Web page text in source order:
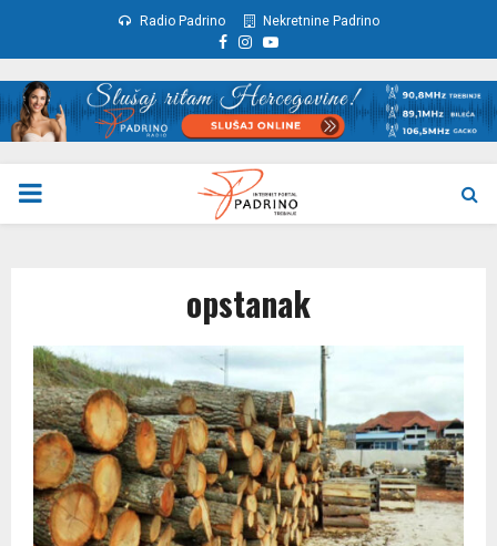
Radio Padrino Nekretnine Padrino
Facebook
Instagram
Youtube
PRIMARY
opstanak